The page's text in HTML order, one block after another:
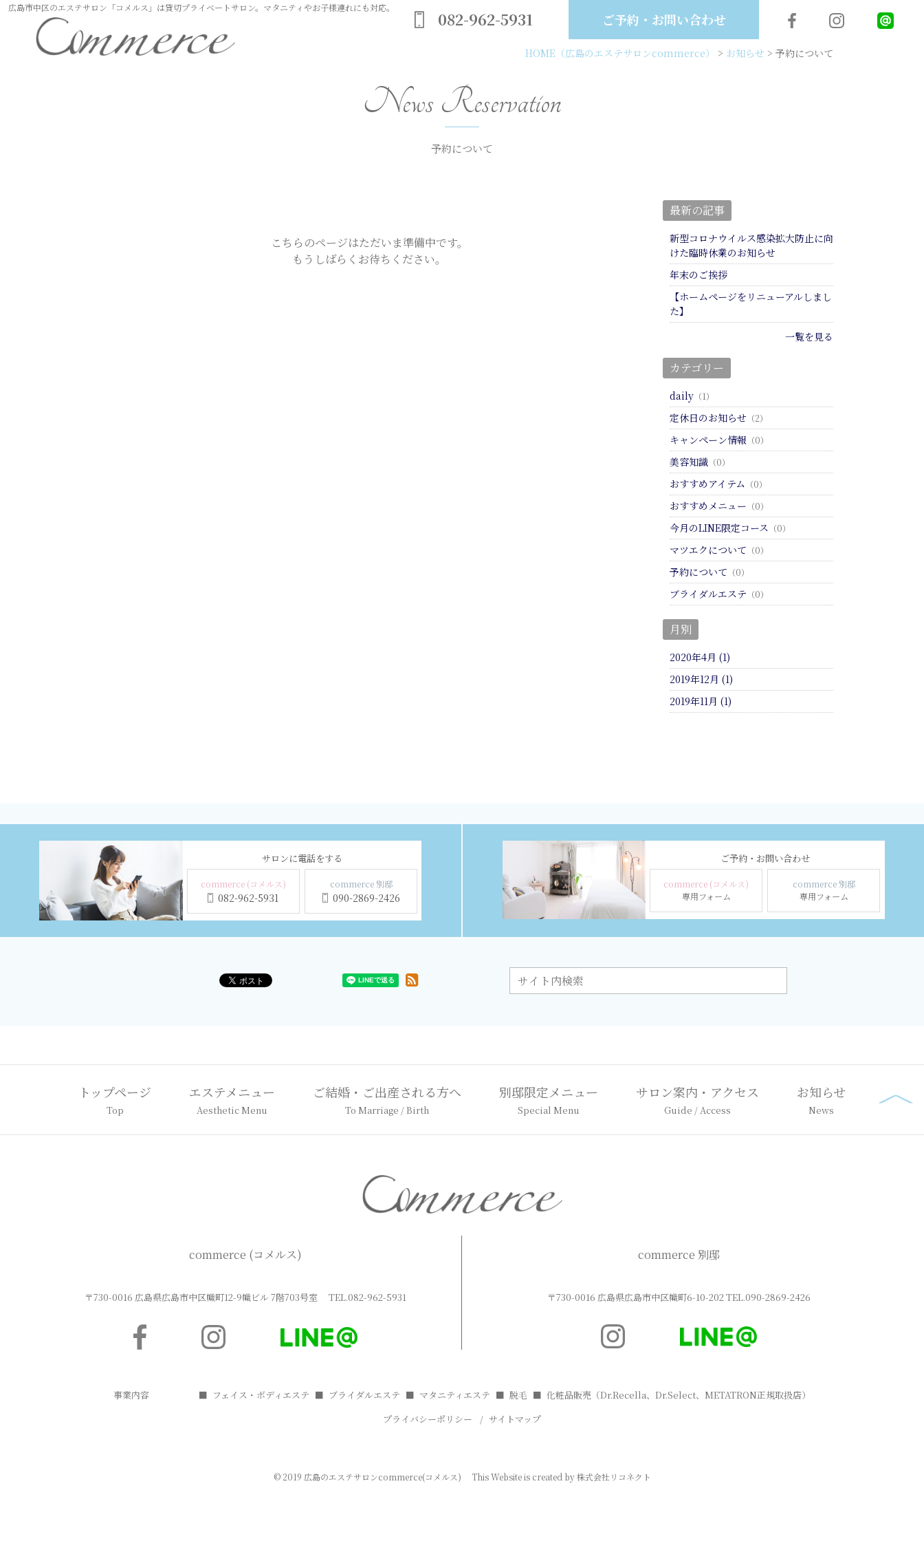
広島市中区のエステサロン「コメルス」は貸切プライベートサロン。マタニティやお子様連れにも対応。
082-962-5931 ご予約・お問い合わせ
HOME （広島のエステサロンcommerce） > お知らせ > 予約について
News Reservation
予約について
こちらのページはただいま準備中です。
もうしばらくお待ちください。
最新の記事
新型コロナウイルス感染拡大防止に向
けた臨時休業のお知らせ
年末のご挨拶
【ホームページをリニューアルしまし
た】
一覧を見る
カテゴリー
daily（1）
定休日のお知らせ （2）
キャンペーン情報 （0）
美容知識（0）
おすすめアイテム （0）
おすすめメニュー （0）
今月のLINE限定コース （0）
マツエクについて （0）
予約について （0）
ブライダルエステ （0）
月別
2020年4月 (1)
2019年12月 (1)
2019年11月 (1)
サロンに電話をする
commerce (コメルス)
082-962-5931
commerce 別邸
090-2869-2426
ご予約・お問い合わせ
commerce (コメルス)
専用フォーム
commerce 別邸
専用フォーム
トップページ
Top
エステメニュー
Aesthetic Menu
ご結婚・ご出産される方へ
To Marriage / Birth
別邸限定メニュー
Special Menu
サロン案内・アクセス
Guide / Access
お知らせ
News
commerce (コメルス)
〒730-0016 広島県広島市中区幟町12-9幟ビル 7階703号室 TEL.082-962-5931
commerce 別邸
〒730-0016 広島県広島市中区幟町6-10-202TEL.090-2869-2426
事業内容 フェイス・ボディエステ ブライダルエステ マタニティエステ 脱毛
化粧品販売（Dr.Recella、Dr.Select、METATRON正規取扱店）
プライバシーポリシー
サイトマップ
© 2019 広島のエステサロンcommerce(コメルス) This Website is created by株式会社リコネクト